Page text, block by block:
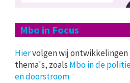
Mbo in Focus
Hiervolgen wij ontwikkelingen
thema's, zoals Mbo in de
en doorstroom